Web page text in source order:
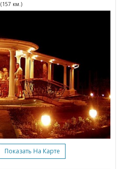
(157 км.)
Показать На Карте